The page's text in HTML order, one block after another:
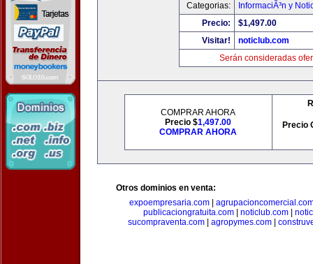
Categorias:
InformaciÃ³n y
Precio:
$1,497.00
Visitar!
noticlub.com
Serán consideradas
COMPRAR AHORA
Precio $1,497.00
COMPRAR AHORA
Precio
Otros dominios en venta:
expoempresaria.com|
publicaciongratuita.com| noticlub.com|
sucompraventa.com
agropymes.com